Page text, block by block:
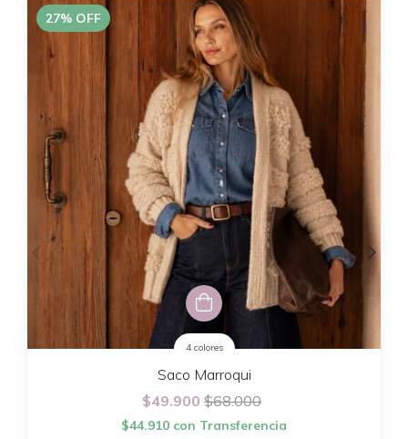
27% OFF
4 colores
Saco Marroqui
$49.900 $68.000
$44.910 con Transferencia